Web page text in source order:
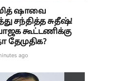
ஷாவை
சந்தித்த சுதீஷ்!
கூட்டணிக்கு
தேமுதிக?
ago